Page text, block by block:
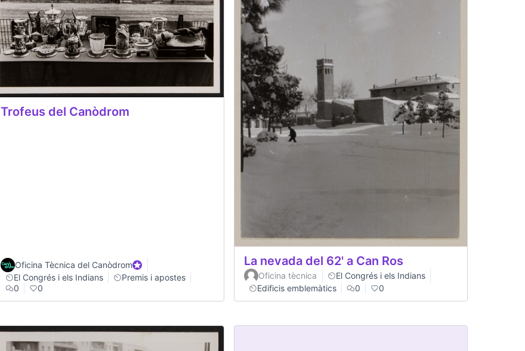
Trofeus del Canòdrom
Oficina Tècnica del CanòdromParticipant oficial
El Congrés i els Indians
Premis i apostes
0
0
La nevada del 62' a Can Ros
Oficina tècnica
El Congrés i els Indians
Edificis emblemàtics
0 0